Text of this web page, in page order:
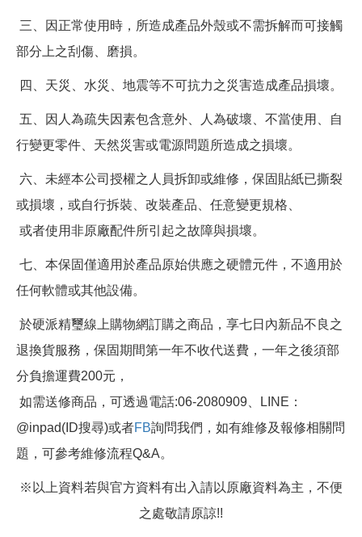
三、因正常使用時，所造成產品外殼或不需拆解而可接觸
部分上之刮傷、磨損。
四、天災、水災、地震等不可抗力之災害造成產品損壞。
五、因人為疏失因素包含意外、人為破壞、不當使用、自
行變更零件、天然災害或電源問題所造成之損壞。
六、未經本公司授權之人員拆卸或維修，保固貼紙已撕裂
或損壞，或自行拆裝、改裝產品、任意變更規格、
或者使用非原廠配件所引起之故障與損壞。
七、本保固僅適用於產品原始供應之硬體元件，不適用於
任何軟體或其他設備。
於硬派精璽線上購物網訂購之商品，享七日內新品不良之
退換貨服務，保固期間第一年不收代送費，一年之後須部
分負擔運費200元，
如需送修商品，可透過電話:06-2080909、LINE：
@inpad(ID搜尋)或者FB詢問我們，如有維修及報修相關問
題，可參考維修流程Q&A。
※以上資料若與官方資料有出入請以原廠資料為主，不便
之處敬請原諒!!